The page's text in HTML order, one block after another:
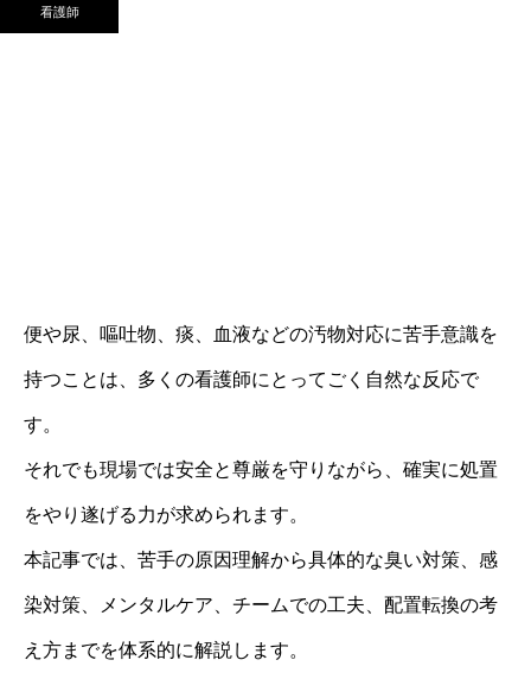
看護師
便や尿、嘔吐物、痰、血液などの汚物対応に苦手意識を
持つことは、多くの看護師にとってごく自然な反応で
す。
それでも現場では安全と尊厳を守りながら、確実に処置
をやり遂げる力が求められます。
本記事では、苦手の原因理解から具体的な臭い対策、感
染対策、メンタルケア、チームでの工夫、配置転換の考
え方までを体系的に解説します。